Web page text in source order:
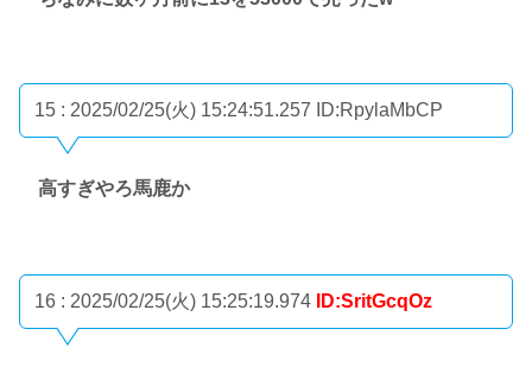
15 : 2025/02/25(火) 15:24:51.257 ID:RpylaMbCP
高すぎやろ馬鹿か
16 : 2025/02/25(火) 15:25:19.974 ID:SritGcqOz